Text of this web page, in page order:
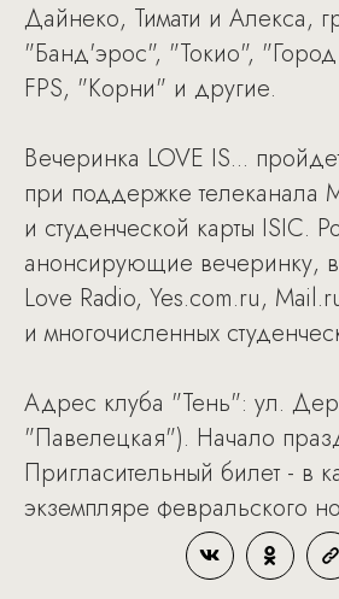
Дайнеко, Тимати и Алекса,
"Банд'эрос", "Токио",
FPS, "Корни" и другие.
Вечеринка LOVE IS...
при поддержке телеканала
и студенческой карты ISIC.
анонсирующие вечеринку,
Love Radio, Yes.com.ru,
и многочисленных
Адрес клуба "Тень": ул.
"Павелецкая"). Начало
Пригласительный билет - в
экземпляре февральского